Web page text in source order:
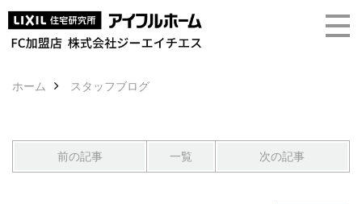
ホーム スタッフブログ
前の記事 一覧 次の記事